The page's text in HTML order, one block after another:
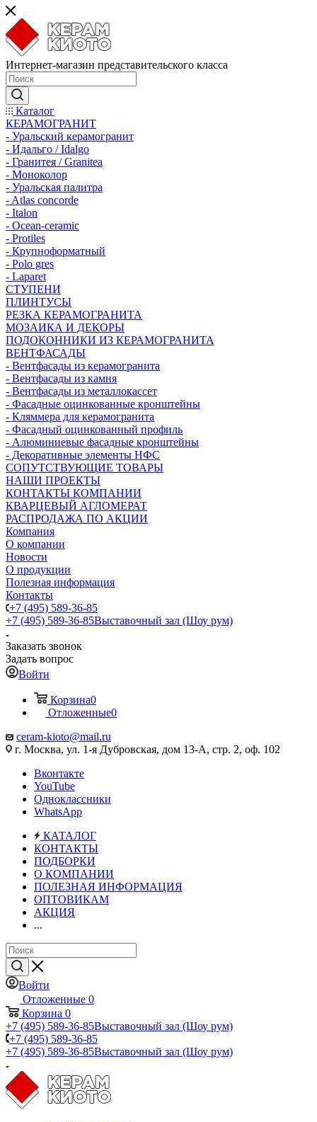
Интернет-магазин представительского класса
Каталог
КЕРАМОГРАНИТ
- Уральский керамогранит
- Идальго / Idalgo
- Гранитея / Granitea
- Моноколор
- Уральская палитра
- Atlas concorde
- Italon
- Ocean-ceramic
- Protiles
- Крупноформатный
- Polo gres
- Laparet
СТУПЕНИ
ПЛИНТУСЫ
РЕЗКА КЕРАМОГРАНИТА
МОЗАИКА И ДЕКОРЫ
ПОДОКОННИКИ ИЗ КЕРАМОГРАНИТА
ВЕНТФАСАДЫ
- Вентфасады из керамогранита
- Вентфасады из камня
- Вентфасады из металлокассет
- Фасадные оцинкованные кронштейны
- Кляммера для керамогранита
- Фасадный оцинкованный профиль
- Алюминиевые фасадные кронштейны
- Декоративные элементы НФС
СОПУТСТВУЮЩИЕ ТОВАРЫ
НАШИ ПРОЕКТЫ
КОНТАКТЫ КОМПАНИИ
КВАРЦЕВЫЙ АГЛОМЕРАТ
РАСПРОДАЖА ПО АКЦИИ
Компания
О компании
Новости
О продукции
Полезная информация
Контакты
+7 (495) 589-36-85
+7 (495) 589-36-85Выставочный зал (Шоу рум)
Заказать звонок
Задать вопрос
Войти
Корзина0
Отложенные0
ceram-kioto@mail.ru
г. Москва, ул. 1-я Дубровская, дом 13-А, стр. 2, оф. 102
Вконтакте
YouTube
Одноклассники
WhatsApp
КАТАЛОГ
КОНТАКТЫ
ПОДБОРКИ
О КОМПАНИИ
ПОЛЕЗНАЯ ИНФОРМАЦИЯ
ОПТОВИКАМ
АКЦИЯ
...
Войти
Отложенные 0
Корзина 0
+7 (495) 589-36-85Выставочный зал (Шоу рум)
+7 (495) 589-36-85
+7 (495) 589-36-85Выставочный зал (Шоу рум)